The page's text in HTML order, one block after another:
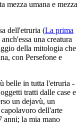
mezza umana e mezza
dell'etruria (La prima
anch'essa una creatura
della mitologia che
con Persefone e
belle in tutta l'etruria -
tratti dalle case e
un dejavù, un
dell'arte
anni; la mia mano